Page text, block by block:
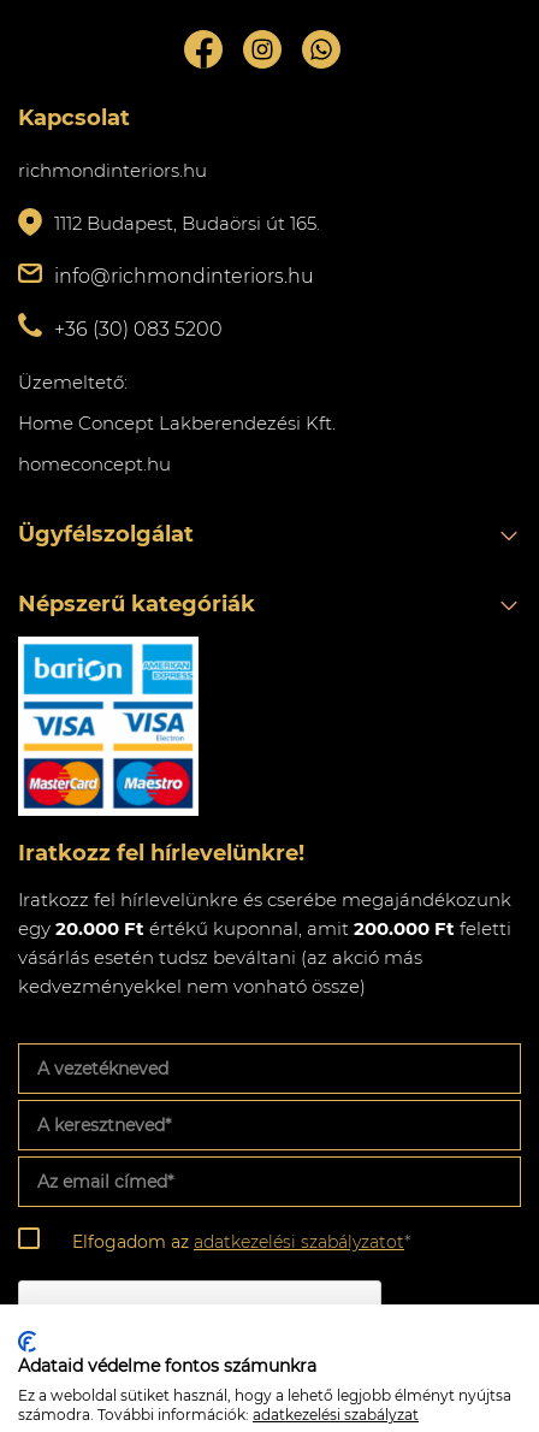
Kapcsolat
richmondinteriors.hu
1112 Budapest, Budaörsi út 165.
info@richmondinteriors.hu
+36 (30) 083 5200
Üzemeltető:
Home Concept Lakberendezési Kft.
homeconcept.hu
Ügyfélszolgálat
Népszerű kategóriák
Iratkozz fel hírlevelünkre!
Iratkozz fel hírlevelünkre és cserébe megajándékozunk
egy 20.000 Ft értékű kuponnal, amit 200.000 Ft feletti
vásárlás esetén tudsz beváltani (az akció más
kedvezményekkel nem vonható össze)
vezetékneved
keresztneved*
email
címed*
Adatkezelési
szabályzat*
Elfogadom az adatkezelési szabályzatot*
CAPTCHA
Feliratkozom
Adataid védelme fontos számunkra
Ez a weboldal sütiket használ, hogy a lehető legjobb élményt nyújtsa
számodra. További információk: adatkezelési szabályzat